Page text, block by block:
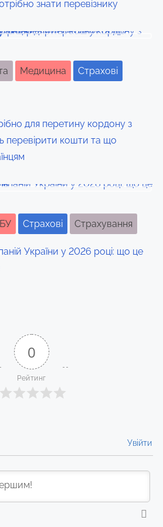
знати перевізнику
Медицина Страхові
для перетину кордону з
кошти та що
Страхові Страхування
України у 2026 році: що це
0
Рейтинг
Увійти